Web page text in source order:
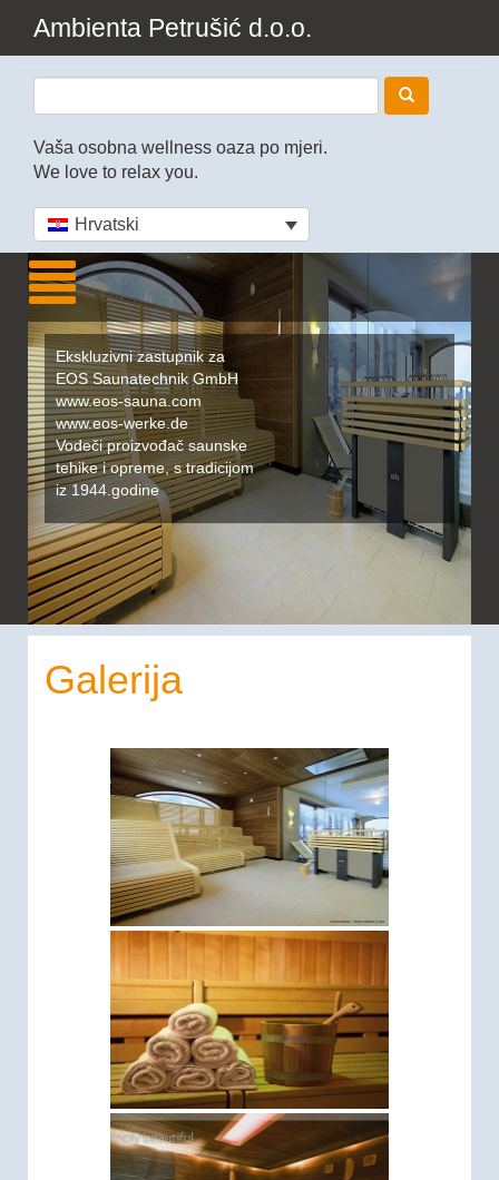
Ambienta Petrušić d.o.o.
Vaša osobna wellness oaza po mjeri.
We love to relax you.
Hrvatski
Ekskluzivni zastupnik za
EOS Saunatechnik GmbH
www.eos-sauna.com
www.eos-werke.de
Vodeči proizvođač saunske
tehike i opreme, s tradicijom
iz 1944.godine
Galerija